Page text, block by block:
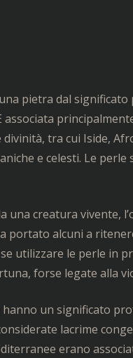
pietra dal
tra cui Iside,
e celesti. Le
creatura vivente,
portato alcuni a
utilizzare le perle in
forse legate alla
un significato
lacrime
erano